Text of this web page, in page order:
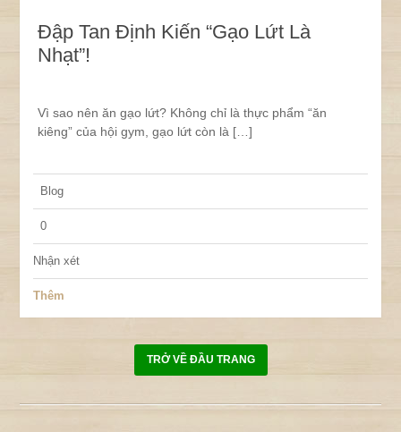
Đập Tan Định Kiến “Gạo Lứt Là
Nhạt”!
Vì sao nên ăn gạo lứt? Không chỉ là thực phẩm “ăn
kiêng” của hội gym, gạo lứt còn là […]
Blog
0
Nhận xét
Thêm
TRỞ VỀ ĐẦU TRANG